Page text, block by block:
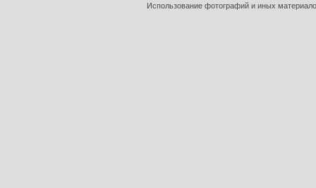
Использование фотографий и иных